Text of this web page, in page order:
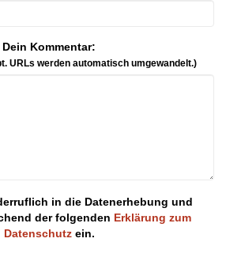
Dein Kommentar:
URLs werden automatisch umgewandelt.)
in die Datenerhebung und
der folgenden Erklärung zum
Datenschutzein.